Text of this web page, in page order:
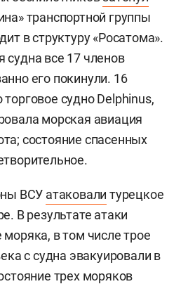
транспортной группы
в структуру «Росатома».
все 17 членов
его покинули. 16
судно Delphinus,
морская авиация
состояние спасенных
ВСУ атаковали турецкое
В результате атаки
в том числе трое
с судна эвакуировали в
трех моряков